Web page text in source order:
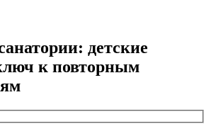
детские
к повторным